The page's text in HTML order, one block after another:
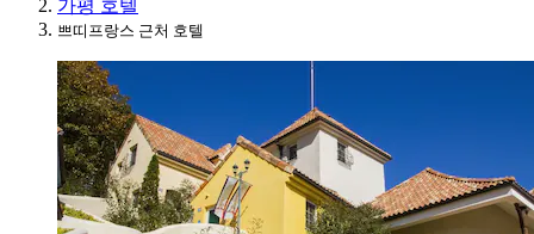
가평 호텔
쁘띠프랑스 근처 호텔